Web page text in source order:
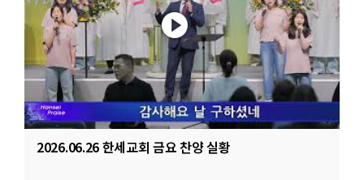
2026.06.26 한세교회 금요 찬양 실황